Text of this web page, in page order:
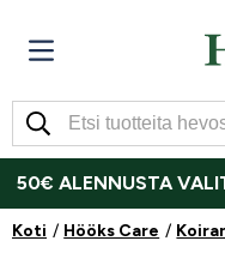
50€ ALENNUSTA
Koti Hööks Care